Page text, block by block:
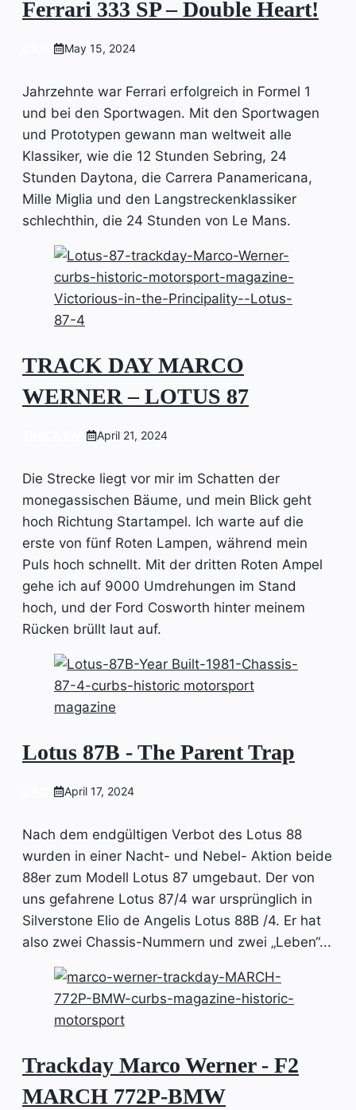
Ferrari 333 SP – Double Heart!
May 15, 2024
Jahrzehnte war Ferrari erfolgreich in Formel 1
und bei den Sportwagen. Mit den Sportwagen
und Prototypen gewann man weltweit alle
Klassiker, wie die 12 Stunden Sebring, 24
Stunden Daytona, die Carrera Panamericana,
Mille Miglia und den Langstreckenklassiker
schlechthin, die 24 Stunden von Le Mans.
TRACK DAY MARCO
WERNER – LOTUS 87
April 21, 2024
Die Strecke liegt vor mir im Schatten der
monegassischen Bäume, und mein Blick geht
hoch Richtung Startampel. Ich warte auf die
erste von fünf Roten Lampen, während mein
Puls hoch schnellt. Mit der dritten Roten Ampel
gehe ich auf 9000 Umdrehungen im Stand
hoch, und der Ford Cosworth hinter meinem
Rücken brüllt laut auf.
Lotus 87B - The Parent Trap
April 17, 2024
Nach dem endgültigen Verbot des Lotus 88
wurden in einer Nacht- und Nebel- Aktion beide
88er zum Modell Lotus 87 umgebaut. Der von
uns gefahrene Lotus 87/4 war ursprünglich in
Silverstone Elio de Angelis Lotus 88B /4. Er hat
also zwei Chassis-Nummern und zwei „Leben“...
Trackday Marco Werner - F2
MARCH 772P-BMW